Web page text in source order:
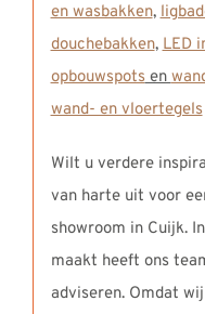
en wasbakken,
douchebakken, LED
opbouwspots en
wand- en vloertegels
Wilt u verdere
van harte uit voor
showroom in Cuijk.
maakt heeft ons
adviseren. Omdat